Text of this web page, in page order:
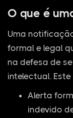
O que é
Uma
formal e legal
na defesa de
intelectual.
Alerta
indevido